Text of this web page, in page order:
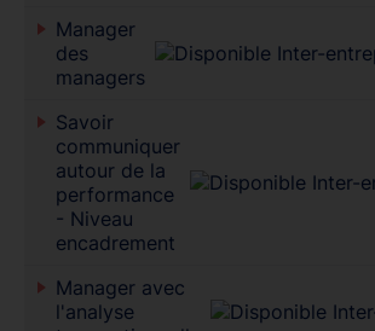
Manager
des
managers
Savoir
communiquer
autour de la
performance
- Niveau
encadrement
Manager avec
l'analyse